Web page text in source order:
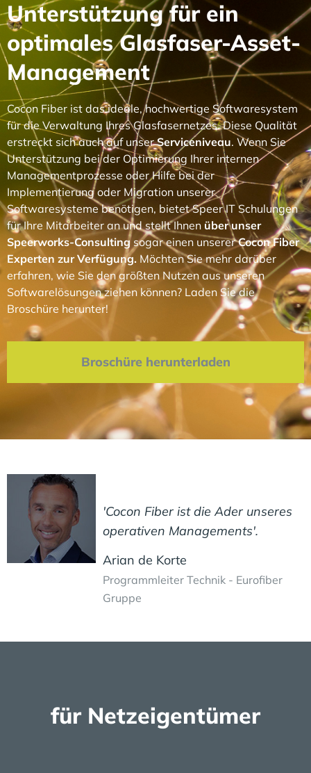
Unterstützung für ein
optimales Glasfaser-Asset-
Management
Cocon Fiber ist das ideale, hochwertige Softwaresystem
für die Verwaltung Ihres Glasfasernetzes. Diese Qualität
erstreckt sich auch auf unserServiceniveau. Wenn Sie
Unterstützung bei der Optimierung Ihrer internen
Managementprozesse oder Hilfe bei der
Implementierung oder Migration unserer
Softwaresysteme benötigen, bietet Speer IT Schulungen
für Ihre Mitarbeiter an und stellt Ihnen über unser
Speerworks-Consultingsogar einen unsererCocon Fiber
Experten zur Verfügung. Möchten Sie mehr darüber
erfahren, wie Sie den größten Nutzen aus unseren
Softwarelösungen ziehen können? Laden Sie die
Broschüre herunter!
Broschüre herunterladen
'Cocon Fiber ist die Ader unseres
operativen Managements'.
Arian de Korte
Programmleiter Technik - Eurofiber
Gruppe
für Netzeigentümer
Mehr lesen